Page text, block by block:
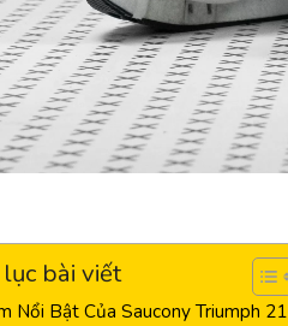
lục bài viết
Nổi Bật Của Saucony Triumph 21